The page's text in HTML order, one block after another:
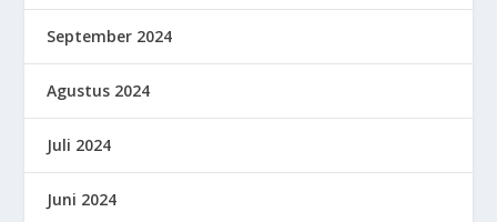
September 2024
Agustus 2024
Juli 2024
Juni 2024